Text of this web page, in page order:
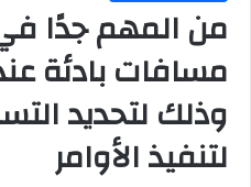
من المهم جدًا
مسافات بادئة
وذلك لتحديد
لتنفيذ الأوامر